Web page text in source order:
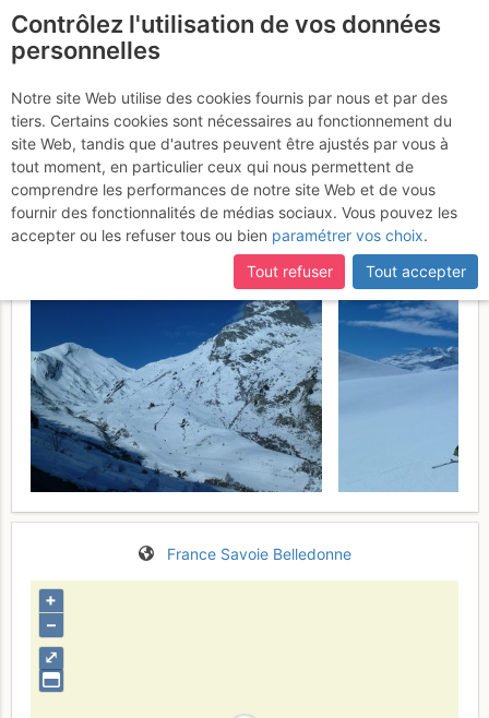
Col Dulong de Ronay
par la brèche du chien et le
col de la combe
Dimanche 30 avril
2017
France Savoie Belledonne
⤢
+
–
Contrôlez l'utilisation de vos données
personnelles
Notre site Web utilise des cookies fournis par nous et par des
tiers. Certains cookies sont nécessaires au fonctionnement du
site Web, tandis que d'autres peuvent être ajustés par vous à
tout moment, en particulier ceux qui nous permettent de
comprendre les performances de notre site Web et de vous
fournir des fonctionnalités de médias sociaux. Vous pouvez les
accepter ou les refuser tous ou bien paramétrer vos choix.
Tout refuser
Tout accepter